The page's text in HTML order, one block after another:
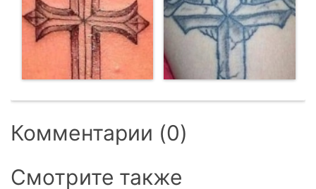
Комментарии (0)
Смотрите также